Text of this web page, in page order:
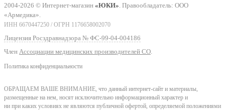
2004-2026 © Интернет-магазин «ЮКИ» . Правообладатель: ООО
«Армедика».
ИНН 6670447250 / ОГРН 1176658002070
Лицензия Росздравнадзора № ФС-99-04-004186
Член Ассоциации медицинских производителей СО
Политика конфиденциальности
ОБРАЩАЕМ ВАШЕ ВНИМАНИЕ, что данный интернет-сайт и материалы,
размещенные на нем, носят исключительно информационный характер и
ни при каких условиях не являются публичной офертой, определяемой положениями